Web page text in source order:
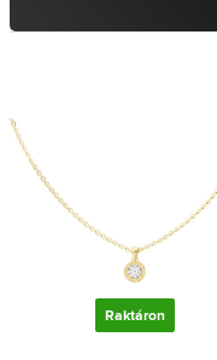
Raktáron